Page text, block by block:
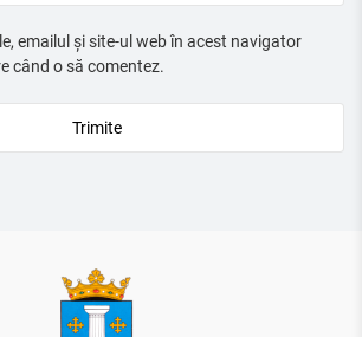
emailul și site-ul web în acest navigator
când o să comentez.